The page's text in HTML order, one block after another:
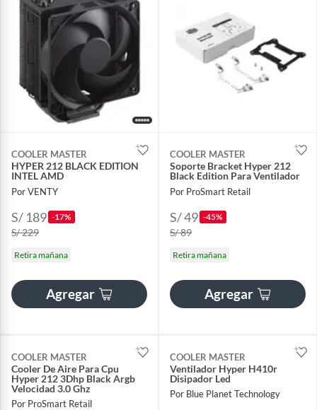
COOLER MASTER
HYPER 212 BLACK EDITION
INTEL AMD
Por VENTY
S/ 189 -17%
S/ 229
Retira mañana
Agregar
COOLER MASTER
Soporte Bracket Hyper 212
Black Edition Para Ventilador
Por ProSmart Retail
S/ 49 -45%
S/ 89
Retira mañana
Agregar
COOLER MASTER
Cooler De Aire Para Cpu
Hyper 212 3Dhp Black Argb
Velocidad 3.0 Ghz
Por ProSmart Retail
COOLER MASTER
Ventilador Hyper H410r
Disipador Led
Por Blue Planet Technology